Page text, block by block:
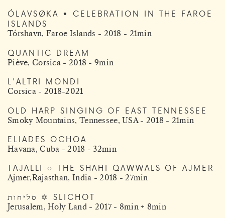
ÓLAVSØKA • CELEBRATION IN THE FAROE
ISLANDS
Tórshavn, Faroe Islands - 2018 - 21min
QUANTIC DREAM
Piève, Corsica - 2018 - 9min
L'ALTRI MONDI
Corsica - 2018-2021
OLD HARP SINGING OF EAST TENNESSEE
Smoky Mountains, Tennessee, USA - 2018 - 21min
ELIADES OCHOA
Havana, Cuba - 2018 - 32min
TAJALLI ◌ THE SHAHI QAWWALS OF AJMER
Ajmer,Rajasthan, India - 2018 - 27min
סליחות ✡ SLICHOT
Jerusalem, Holy Land - 2017 - 8min + 8min